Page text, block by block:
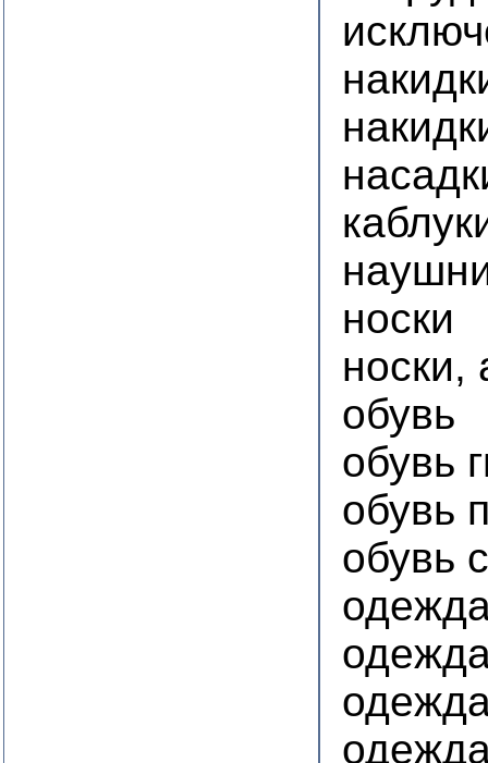
носки
носки,
обувь
обувь
обувь
обувь